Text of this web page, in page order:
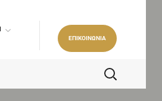
ΕΠΙΚΟΙΝΩΝΙΑ